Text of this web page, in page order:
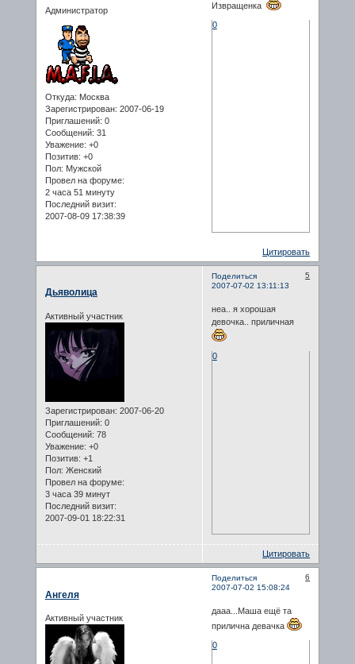
Администратор
Откуда: Москва
Зарегистрирован: 2007-06-19
Приглашений: 0
Сообщений: 31
Уважение: +0
Позитив: +0
Пол: Мужской
Провел на форуме:
2 часа 51 минуту
Последний визит:
2007-08-09 17:38:39
Извращенка
0
Цитировать
Поделиться
5
2007-07-02 13:11:13
Дьяволица
Активный участник
Зарегистрирован: 2007-06-20
Приглашений: 0
Сообщений: 78
Уважение: +0
Позитив: +1
Пол: Женский
Провел на форуме:
3 часа 39 минут
Последний визит:
2007-09-01 18:22:31
неа.. я хорошая
девочка.. приличная
0
Цитировать
Поделиться
6
2007-07-02 15:08:24
Ангеля
Активный участник
дааа...Маша ещё та
прилична девачка
0